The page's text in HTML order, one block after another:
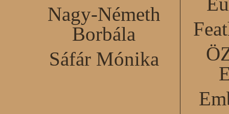
Nagy-Németh
Borbála
Sáfár Mónika